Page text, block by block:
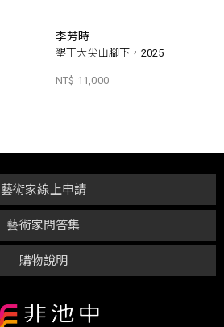
李芳時
墾丁大尖山腳下，2025
NT$ 11,000
購物說明
藝術家問答集
藝術家線上申請